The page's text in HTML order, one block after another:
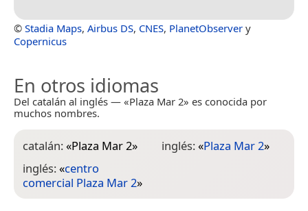
© Stadia Maps, Airbus DS, CNES, PlanetObserver y
Copernicus
En otros idiomas
Del catalán al inglés — «Plaza Mar 2» es conocida por
muchos nombres.
catalán:«Plaza Mar 2»
inglés:«centro
comercial Plaza Mar 2»
inglés:«Plaza Mar 2»